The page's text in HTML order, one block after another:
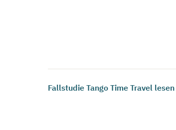
Fallstudie Tango Time Travel lesen